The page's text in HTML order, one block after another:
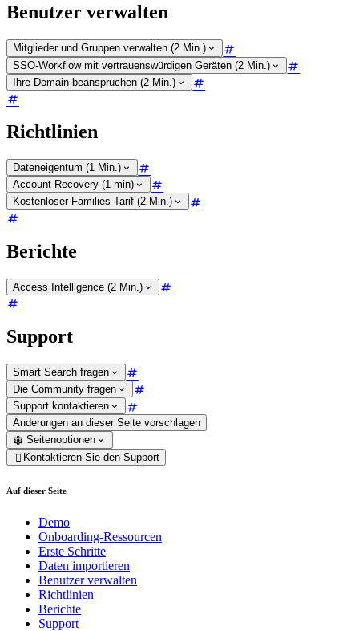
Benutzer verwalten
Mitglieder und Gruppen verwalten (2 Min.)
SSO-Workflow mit vertrauenswürdigen Geräten (2 Min.)
Ihre Domain beanspruchen (2 Min.)
Richtlinien
Dateneigentum (1 Min.)
Account Recovery (1 min)
Kostenloser Families-Tarif (2 Min.)
Berichte
Access Intelligence (2 Min.)
Support
Smart Search fragen
Die Community fragen
Support kontaktieren
Änderungen an dieser Seite vorschlagen
Seitenoptionen
 Kontaktieren Sie den Support
Auf dieser Seite
Demo
Onboarding-Ressourcen
Erste Schritte
Daten importieren
Benutzer verwalten
Richtlinien
Berichte
Support